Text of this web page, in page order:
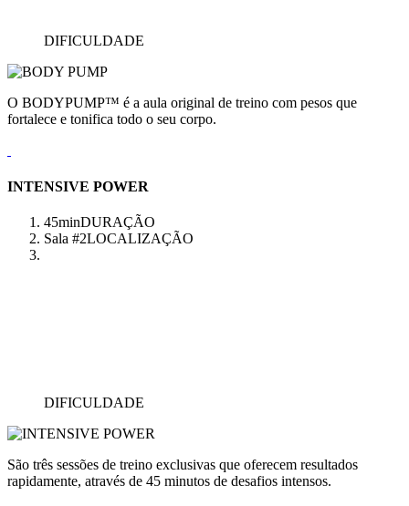
DIFICULDADE
O BODYPUMP™ é a aula original de treino com pesos que
fortalece e tonifica todo o seu corpo.
INTENSIVE POWER
45minDURAÇÃO
Sala #2LOCALIZAÇÃO
DIFICULDADE
São três sessões de treino exclusivas que oferecem resultados
rapidamente, através de 45 minutos de desafios intensos.